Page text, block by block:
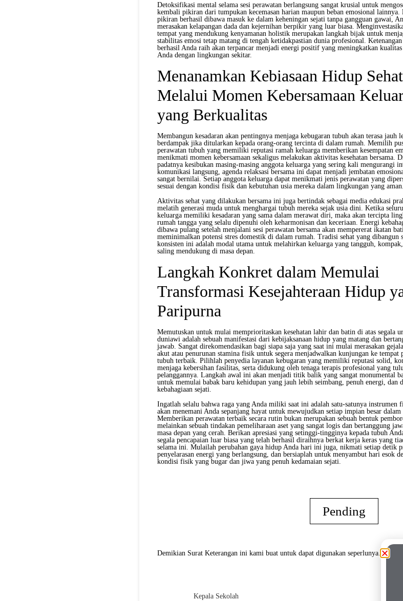
Detoksifikasi mental selama sesi perawatan berlangsung sangat krusial untuk
kembali pikiran dari tumpukan kecemasan harian maupun beban emosional lainnya.
pikiran berhasil dibawa masuk ke dalam keheningan sejati tanpa gangguan gawai,
merasakan kelapangan dada dan kejernihan berpikir yang luar biasa.
tempat yang mendukung kenyamanan holistik merupakan langkah bijak untuk
stabilitas emosi tetap matang di tengah ketidakpastian dunia profesional.
berhasil Anda raih akan terpancar menjadi energi positif yang meningkatkan
Anda dengan lingkungan sekitar.
Menanamkan Kebiasaan Hidup Sehat
Melalui Momen Kebersamaan
yang Berkualitas
Membangun kesadaran akan pentingnya menjaga kebugaran tubuh akan terasa jauh
berdampak jika ditularkan kepada orang-orang tercinta di dalam rumah. Memilih
perawatan tubuh yang memiliki reputasi ramah keluarga memberikan kesempatan
menikmati momen kebersamaan sekaligus melakukan aktivitas kesehatan bersama.
padatnya kesibukan masing-masing anggota keluarga yang sering kali mengurangi
komunikasi langsung, agenda relaksasi bersama ini dapat menjadi jembatan
sangat bernilai. Setiap anggota keluarga dapat menikmati jenis perawatan yang
sesuai dengan kondisi fisik dan kebutuhan usia mereka dalam lingkungan yang aman.
Aktivitas sehat yang dilakukan bersama ini juga bertindak sebagai media edukasi
melatih generasi muda untuk menghargai tubuh mereka sejak usia dini. Ketika
keluarga memiliki kesadaran yang sama dalam merawat diri, maka akan tercipta
rumah tangga yang selalu dipenuhi oleh keharmonisan dan keceriaan. Energi
dibawa pulang setelah menjalani sesi perawatan bersama akan mempererat ikatan
meminimalkan potensi stres domestik di dalam rumah. Tradisi sehat yang dibangun
konsisten ini adalah modal utama untuk melahirkan keluarga yang tangguh,
saling mendukung di masa depan.
Langkah Konkret dalam Memulai
Transformasi Kesejahteraan Hidup
Paripurna
Memutuskan untuk mulai memprioritaskan kesehatan lahir dan batin di atas segala
duniawi adalah sebuah manifestasi dari kebijaksanaan hidup yang matang dan
jawab. Sangat direkomendasikan bagi siapa saja yang saat ini mulai merasakan
akut atau penurunan stamina fisik untuk segera menjadwalkan kunjungan ke tempat
tubuh terbaik. Pilihlah penyedia layanan kebugaran yang memiliki reputasi solid,
menjaga kebersihan fasilitas, serta didukung oleh tenaga terapis profesional yang
pelanggannya. Langkah awal ini akan menjadi titik balik yang sangat monumental
untuk memulai babak baru kehidupan yang jauh lebih seimbang, penuh energi, dan
kebahagiaan sejati.
Ingatlah selalu bahwa raga yang Anda miliki saat ini adalah satu-satunya instrumen
akan menemani Anda sepanjang hayat untuk mewujudkan setiap impian besar dalam
Memberikan perawatan terbaik secara rutin bukan merupakan sebuah bentuk
melainkan sebuah tindakan pemeliharaan aset yang sangat logis dan bertanggung
masa depan yang cerah. Berikan apresiasi yang setinggi-tingginya kepada tubuh
segala pencapaian luar biasa yang telah berhasil diraihnya berkat kerja keras yang
selama ini. Mulailah perubahan gaya hidup Anda hari ini juga, nikmati setiap detik
penyelarasan energi yang berlangsung, dan bersiaplah untuk menyambut hari esok
kondisi fisik yang bugar dan jiwa yang penuh kedamaian sejati.
Pending
Demikian Surat Keterangan ini kami buat untuk dapat digunakan seperlunya.
Kepala Sekolah